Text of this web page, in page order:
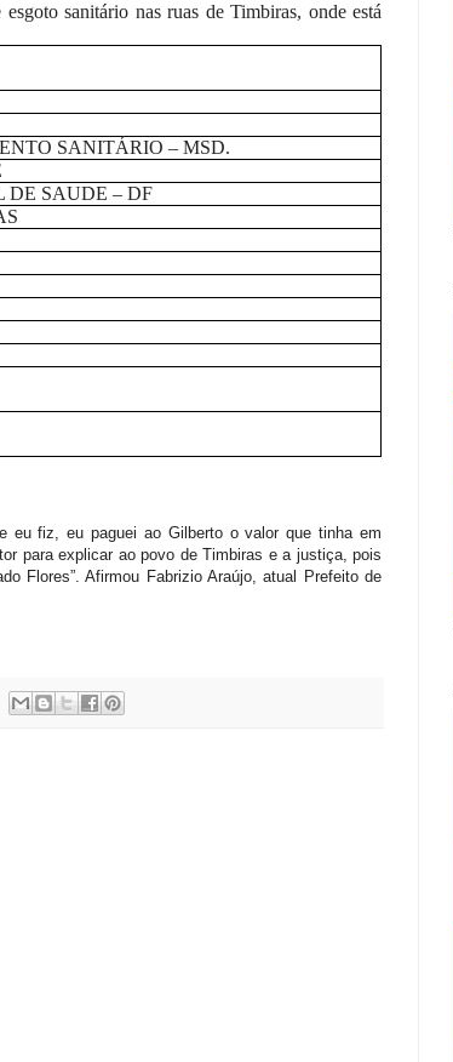
sanitário nas ruas de Timbiras, onde está
SANITÁRIO – MSD.
SAUDE – DF
eu fiz, eu paguei ao Gilberto o valor que tinha em
para explicar ao povo de Timbiras e a justiça, pois
Flores”. Afirmou Fabrizio Araújo, atual Prefeito de